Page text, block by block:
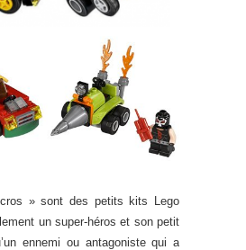
» sont des petits kits Lego
un super-héros et son petit
ennemi ou antagoniste qui a